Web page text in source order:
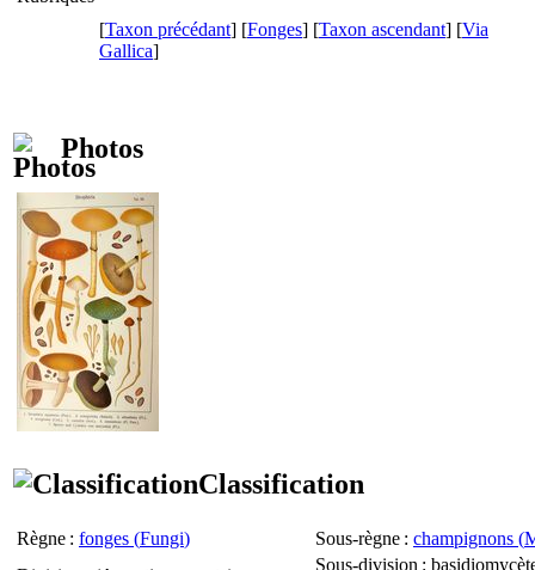
[Taxon précédant] [Fonges] [Taxon ascendant] [Via
Gallica]
Photos
Classification
Règne : fonges (Fungi) Sous-règne : champignons (
Sous-division :